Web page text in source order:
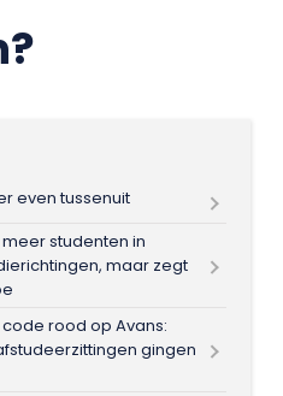
even tussenuit
studenten in
maar zegt
rood op Avans:
gingen